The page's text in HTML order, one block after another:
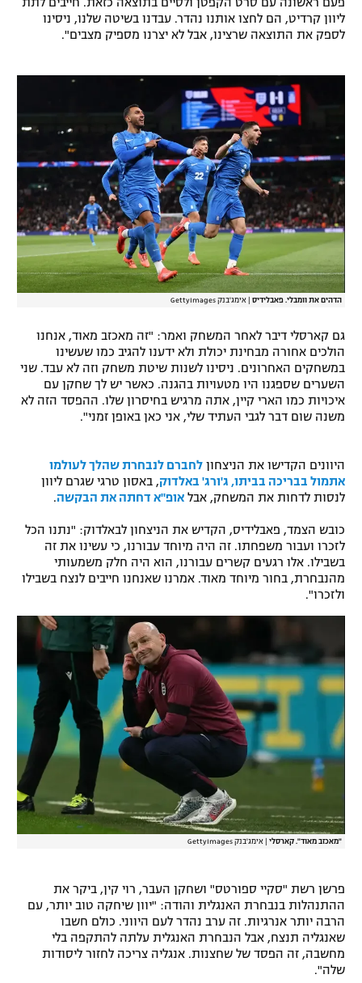
הצטרפות לחבילת הערוצים
המגזין
פעם ראשונה עם סרט הקפטן ולסיים בתוצאה כזאת. חייבים לתת
ליוון קרדיט, הם לחצו אותנו נהדר. עבדנו בשיטה שלנו, ניסינו
לספק את התוצאה שרצינו, אבל לא יצרנו מספיק מצבים".
הדהים את וומבלי. פאבלידיס אימג'בנק GettyImages
גם קארסלי דיבר לאחר המשחק ואמר: "זה מאכזב מאוד, אנחנו
הולכים אחורה מבחינת יכולת ולא ידענו להגיב כמו שעשינו
במשחקים האחרונים. ניסינו לשנות שיטת משחק וזה לא עבד. שני
השערים שספגנו היו מטעויות בהגנה. כאשר יש לך שחקן עם
איכויות כמו הארי קיין, אתה מרגיש בחיסרון שלו. ההפסד הזה לא
משנה שום דבר לגבי העתיד שלי, אני כאן באופן זמני".
היוונים הקדישו את הניצחון לחברם לנבחרת שהלך לעולמו
אתמול בבריכה בביתו, ג'ורג' באלדוק, באסון טרגי שגרם ליוון
לנסות לדחות את המשחק, אבל אופ"א דחתה את הבקשה.
כובש הצמד, פאבלידיס, הקדיש את הניצחון לבאלדוק: "נתנו הכל
לזכרו ועבור משפחתו. זה היה מיוחד עבורנו, כי עשינו את זה
בשבילו. אלו רגעים קשרים עבורנו, הוא היה חלק משמעותי
מהנבחרת, בחור מיוחד מאוד. אמרנו שאנחנו חייבים לנצח בשבילו
ולזכרו".
"מאכזב מאוד". קארסלי אימג'בנק GettyImages
פרשן רשת "סקיי ספורטס" ושחקן העבר, רוי קין, ביקר את
ההתנהלות בנבחרת האנגלית והודה: "יוון שיחקה טוב יותר, עם
הרבה יותר אנרגיות. זה ערב נהדר לעם היווני. כולם חשבו
שאנגליה תנצח, אבל הנבחרת האנגלית עלתה להתקפה בלי
מחשבה, זה הפסד של שחצנות. אנגליה צריכה לחזור ליסודות
שלה".